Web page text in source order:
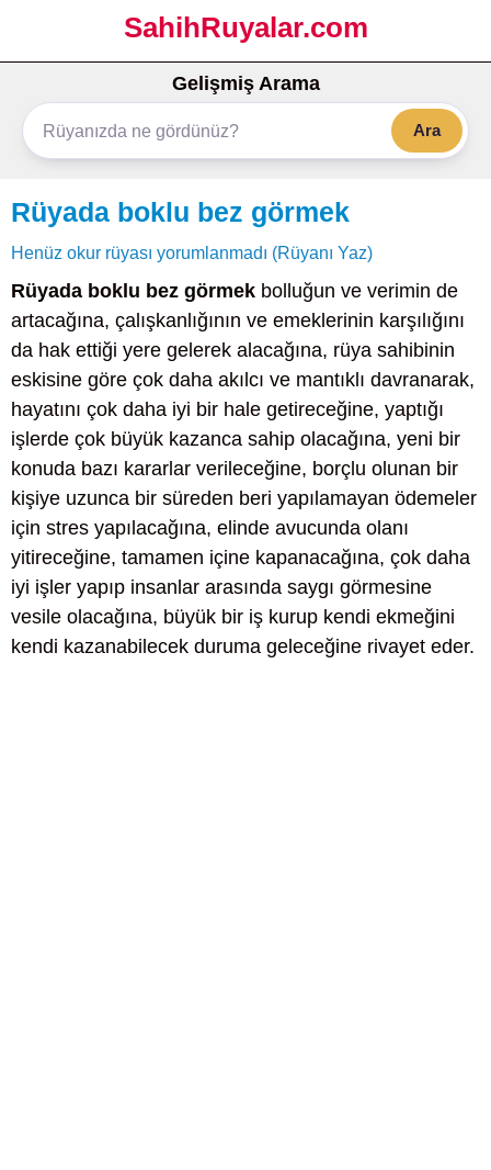
SahihRuyalar.com
Gelişmiş Arama
Ara
Rüyada boklu bez görmek
Henüz okur rüyası yorumlanmadı (Rüyanı Yaz)
Rüyada boklu bez görmek bolluğun ve verimin de
artacağına, çalışkanlığının ve emeklerinin karşılığını
da hak ettiği yere gelerek alacağına, rüya sahibinin
eskisine göre çok daha akılcı ve mantıklı davranarak,
hayatını çok daha iyi bir hale getireceğine, yaptığı
işlerde çok büyük kazanca sahip olacağına, yeni bir
konuda bazı kararlar verileceğine, borçlu olunan bir
kişiye uzunca bir süreden beri yapılamayan ödemeler
için stres yapılacağına, elinde avucunda olanı
yitireceğine, tamamen içine kapanacağına, çok daha
iyi işler yapıp insanlar arasında saygı görmesine
vesile olacağına, büyük bir iş kurup kendi ekmeğini
kendi kazanabilecek duruma geleceğine rivayet eder.